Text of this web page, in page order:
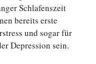
Schlafenszeit
bereits erste
und sogar für
Depression sein.